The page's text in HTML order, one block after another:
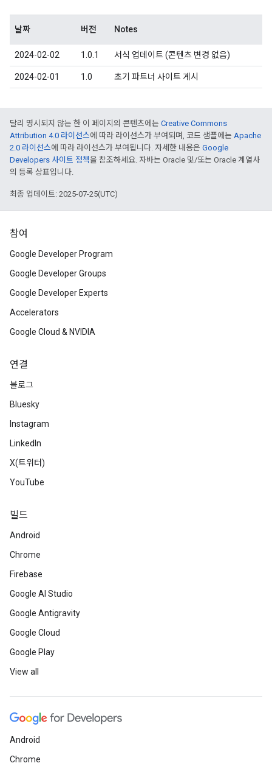
날짜 버전 Notes
2024-02-02 1.0.1 서식 업데이트 (콘텐츠 변경 없음)
2024-02-01 1.0 초기 파트너 사이트 게시
달리 명시되지 않는 한 이 페이지의 콘텐츠에는 Creative Commons
Attribution 4.0 라이선스에 따라 라이선스가 부여되며, 코드 샘플에는 Apache
2.0 라이선스에 따라 라이선스가 부여됩니다. 자세한 내용은 Google
Developers 사이트 정책을 참조하세요. 자바는 Oracle 및/또는 Oracle 계열사
의 등록 상표입니다.
최종 업데이트: 2025-07-25(UTC)
참여
Google Developer Program
Google Developer Groups
Google Developer Experts
Accelerators
Google Cloud & NVIDIA
연결
블로그
Bluesky
Instagram
LinkedIn
X(트위터)
YouTube
빌드
Android
Chrome
Firebase
Google AI Studio
Google Antigravity
Google Cloud
Google Play
View all
Android
Chrome